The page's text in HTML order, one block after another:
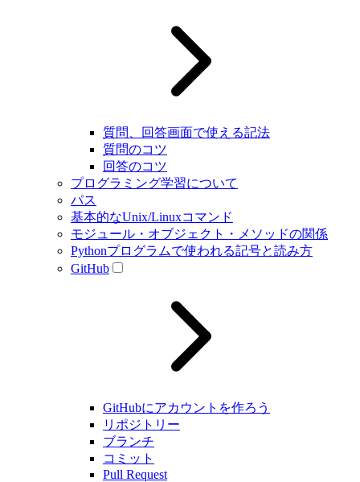
質問、回答画面で使える記法
質問のコツ
回答のコツ
プログラミング学習について
パス
基本的なUnix/Linuxコマンド
モジュール・オブジェクト・メソッドの関係
Pythonプログラムで使われる記号と読み方
GitHub
GitHubにアカウントを作ろう
リポジトリー
ブランチ
コミット
Pull Request